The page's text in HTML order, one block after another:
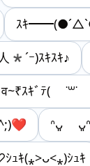
ｽｷ
*´ｰ)ｽｷｽｷ♪
ｽｷﾞﾃ(
‬ᐢᴗ͈
ｭｷ(⁎>ᴗ<⁎)ｼｭｷ